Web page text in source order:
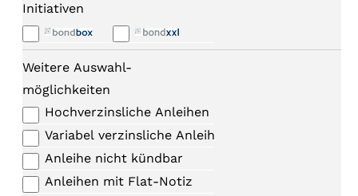
Initiativen
Weitere Auswahl-
möglichkeiten
Hochverzinsliche Anleihen
Variabel verzinsliche Anleihen
Anleihe nicht kündbar
Anleihen mit Flat-Notiz